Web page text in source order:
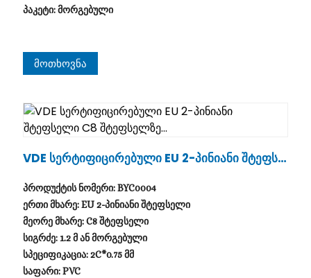
პაკეტი: მორგებული
Მოთხოვნა
VDE Სერტიფიცირებული EU 2-Პინიანი Შტეფსე
პროდუქტის ნომერი: BYC0004
ერთი მხარე: EU 2-პინიანი შტეფსელი
მეორე მხარე: C8 შტეფსელი
სიგრძე: 1.2 მ ან მორგებული
სპეციფიკაცია: 2C*0.75 მმ
საფარი: PVC